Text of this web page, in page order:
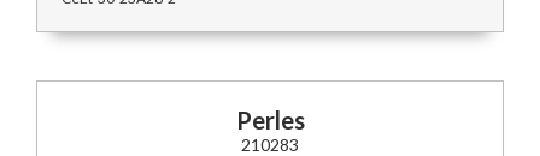
Perles
210283